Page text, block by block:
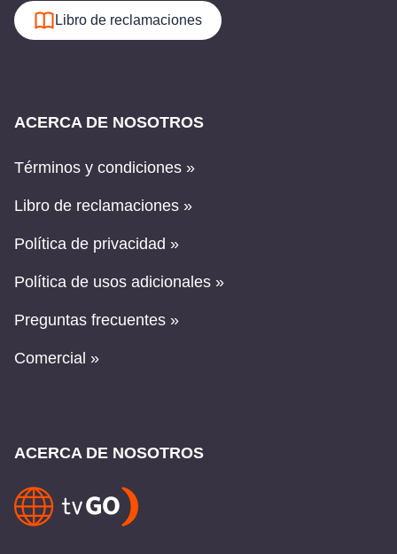
Libro de reclamaciones
ACERCA DE NOSOTROS
Términos y condiciones »
Libro de reclamaciones »
Política de privacidad »
Política de usos adicionales »
Preguntas frecuentes »
Comercial »
ACERCA DE NOSOTROS